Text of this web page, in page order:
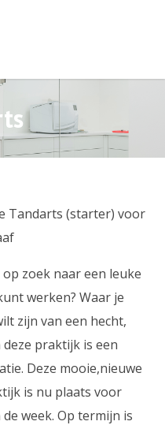
Tandarts (starter) voor
zoek naar een leuke
werken? Waar je
zijn van een hecht,
praktijk is een
Deze mooie,nieuwe
is nu plaats voor
week. Op termijn is